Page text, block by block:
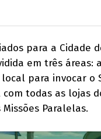
para a Cidade
em três áreas:
para invocar o
todas as lojas
Paralelas.